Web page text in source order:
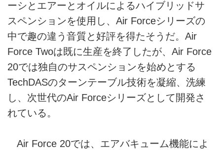
ーシとエアーとオイルによるハイブリッドサ
スペンションを使用し、Air Forceシリーズの
中で趣の違う音質と好評を得たそうだ。Air
Force Twoは既に生産を終了したが、Air Force
20では独自のサスペンションを始めとする
TechDASのターンテーブル技術を凝縮、洗練
し、次世代のAir Forceシリーズとして開発さ
れている。
Air Force 20では、エアバキューム機能によ